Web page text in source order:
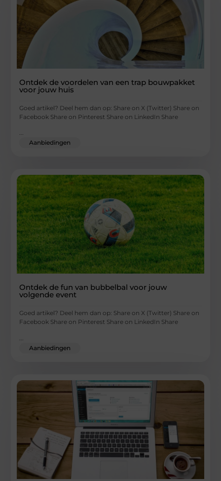
Ontdek de voordelen van een trap bouwpakket
voor jouw huis
Goed artikel? Deel hem dan op: Share on X (Twitter) Share on
Facebook Share on Pinterest Share on LinkedIn Share
...
Aanbiedingen
Ontdek de fun van bubbelbal voor jouw
volgende event
Goed artikel? Deel hem dan op: Share on X (Twitter) Share on
Facebook Share on Pinterest Share on LinkedIn Share
Aanbiedingen